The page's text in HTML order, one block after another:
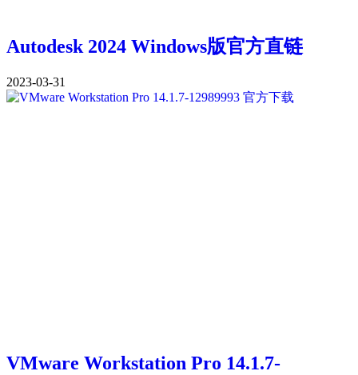
Autodesk 2024 Windows版官方直链
2023-03-31
VMware Workstation Pro 14.1.7-